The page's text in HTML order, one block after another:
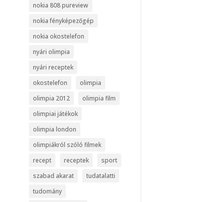
nokia 808 pureview
nokia fényképezőgép
nokia okostelefon
nyári olimpia
nyári receptek
okostelefon
olimpia
olimpia 2012
olimpia film
olimpiai játékok
olimpia london
olimpiákról szóló filmek
recept
receptek
sport
szabad akarat
tudatalatti
tudomány